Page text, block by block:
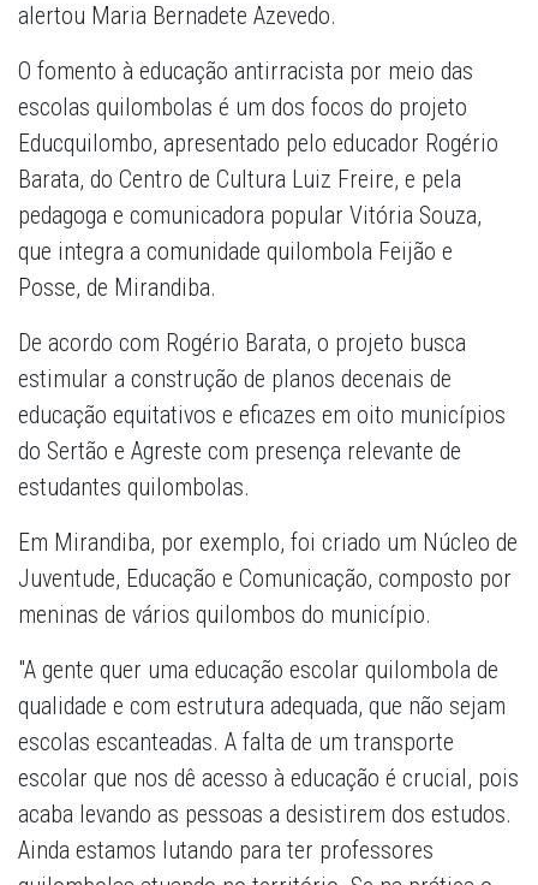
alertou Maria Bernadete Azevedo.
O fomento à educação antirracista por meio das
escolas quilombolas é um dos focos do projeto
Educquilombo, apresentado pelo educador Rogério
Barata, do Centro de Cultura Luiz Freire, e pela
pedagoga e comunicadora popular Vitória Souza,
que integra a comunidade quilombola Feijão e
Posse, de Mirandiba.
De acordo com Rogério Barata, o projeto busca
estimular a construção de planos decenais de
educação equitativos e eficazes em oito municípios
do Sertão e Agreste com presença relevante de
estudantes quilombolas.
Em Mirandiba, por exemplo, foi criado um Núcleo de
Juventude, Educação e Comunicação, composto por
meninas de vários quilombos do município.
"A gente quer uma educação escolar quilombola de
qualidade e com estrutura adequada, que não sejam
escolas escanteadas. A falta de um transporte
escolar que nos dê acesso à educação é crucial, pois
acaba levando as pessoas a desistirem dos estudos.
Ainda estamos lutando para ter professores